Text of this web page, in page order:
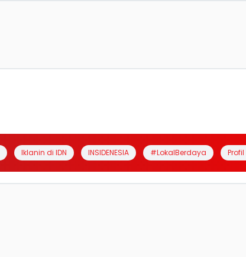
Iklanin di IDN INSIDENESIA #LokalBerdaya